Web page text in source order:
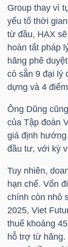
Group thay vì
yếu tố thời
từ đầu, HAX
hoàn tất pháp
hãng phê
có sẵn 9 đại lý
dựng và 4
Ông Dũng
của Tập đoàn
giá định
đầu tư, với kỳ
Tuy nhiên,
hạn chế. Vốn
chính còn nhỏ
2025, Viet
thuế khoảng
hỗ trợ từ hãng.
DOANH
NGHIỆP
CỔ
PHIẾU
PHÁI
SINH
TRÁI
PHIẾU